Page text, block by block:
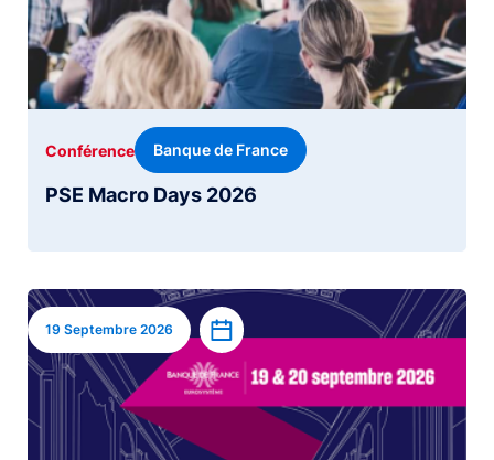
PSE Macro Days 2026
Conférence Banque de France
Image
19 Septembre 2026 Ajouter à l’agenda